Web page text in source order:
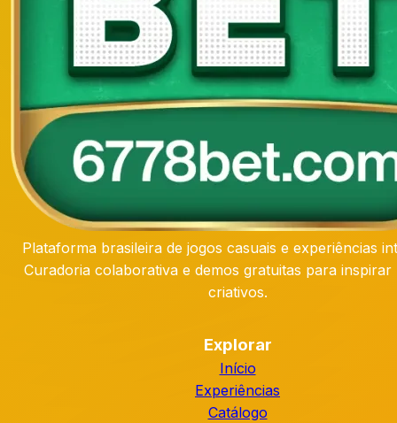
Plataforma brasileira de jogos casuais e experiências
Curadoria colaborativa e demos gratuitas para inspirar
criativos.
Explorar
Início
Experiências
Catálogo